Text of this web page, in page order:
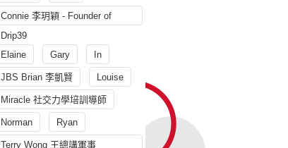
Connie 李玥穎 - Founder of
Drip39
Elaine
Gary In
JBS Brian 李凱賢 Louise
Miracle 社交力學培訓導師
Norman Ryan
Terry Wong 王總講軍事